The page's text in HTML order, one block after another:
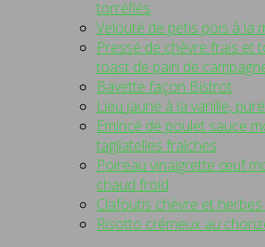
torréfiés
Velouté de petis pois à la
Pressé de chèvre frais et
toast de pain de
Bavette façon Bistrot
Lieu jaune à la vanille,
Emincé de poulet sauce
tagliatelles fraîches
Poireau vinaigrette œuf
chaud froid
Clafoutis chèvre et
Risotto crémeux au